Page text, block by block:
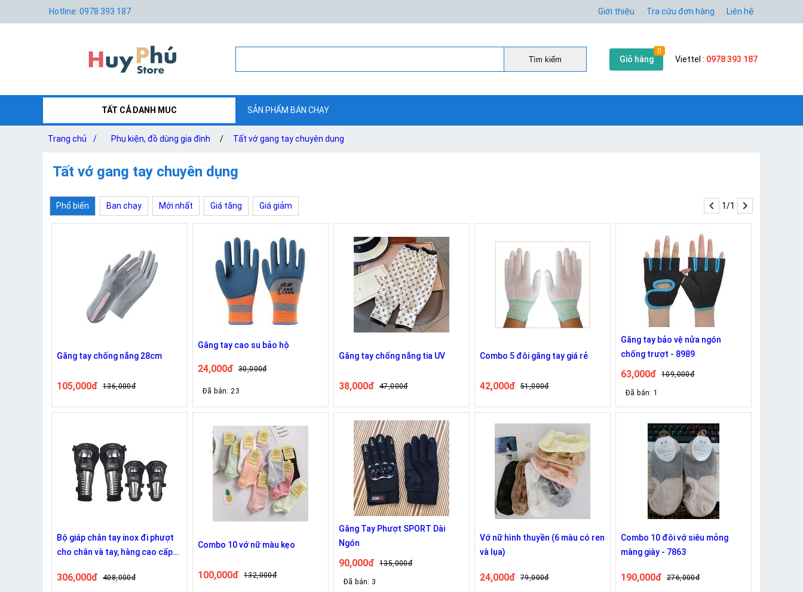
Hotline: 0978 393 187 Giới thiệu Tra cứu đơn hàng Liên hệ
Tìm kiếm Giỏ hàng
0
Viettel : 0978 393 187
TẤT CẢ DANH MUC SẢN PHẨM BÁN CHẠY
Trang chủ / Phụ kiện, đồ dùng gia đình / Tất vớ gang tay chuyên dụng
Tất vớ gang tay chuyên dụng
Phổ biến Ban chạy Mới nhất Giá tăng Giá giảm 1/1
Găng tay chống nắng 28cm
105,000đ 136,000đ
Găng tay cao su bảo hộ
24,000đ 30,000đ
Đã bán: 23
Găng tay chống nắng tia UV
38,000đ 47,000đ
Combo 5 đôi găng tay giá rẻ
42,000đ 51,000đ
Găng tay bảo vệ nửa ngón
chống trượt - 8989
63,000đ 109,000đ
Đã bán: 1
Bộ giáp chân tay inox đi phượt
cho chân và tay, hàng cao cấp
306,000đ 408,000đ
Combo 10 vớ nữ màu kẹo
100,000đ 132,000đ
Găng Tay Phượt SPORT Dài
Ngón
90,000đ 135,000đ
Đã bán: 3
Vớ nữ hình thuyền (6 màu có ren
và lụa)
24,000đ 79,000đ
Combo 10 đôi vớ siêu mỏng
màng giày - 7863
190,000đ 276,000đ